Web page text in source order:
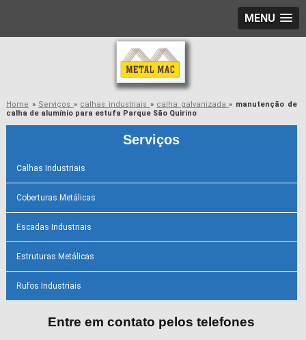
MENU
Home » Serviços » calhas industriais » calha galvanizada» manutenção de
calha de alumínio para estufa Parque São Quirino
Serviços
Calhas Industriais
Coberturas Metálicas
Escadas Industriais
Estruturas Metálicas
Rufos Industriais
Entre em contato pelos telefones